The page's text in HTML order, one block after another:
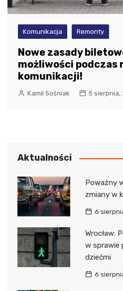
Komunikacja Remonty
Nowe zasady
możliwości podczas
komunikacji!
Kamil Sośniak 5 sierpnia,
Aktualności
Poważny
zmiany w
6
Wrocław:
w sprawie
dziećmi
6